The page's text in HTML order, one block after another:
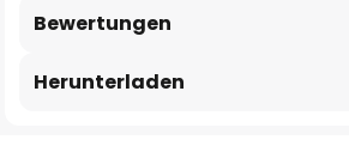
Bewertungen
Herunterladen